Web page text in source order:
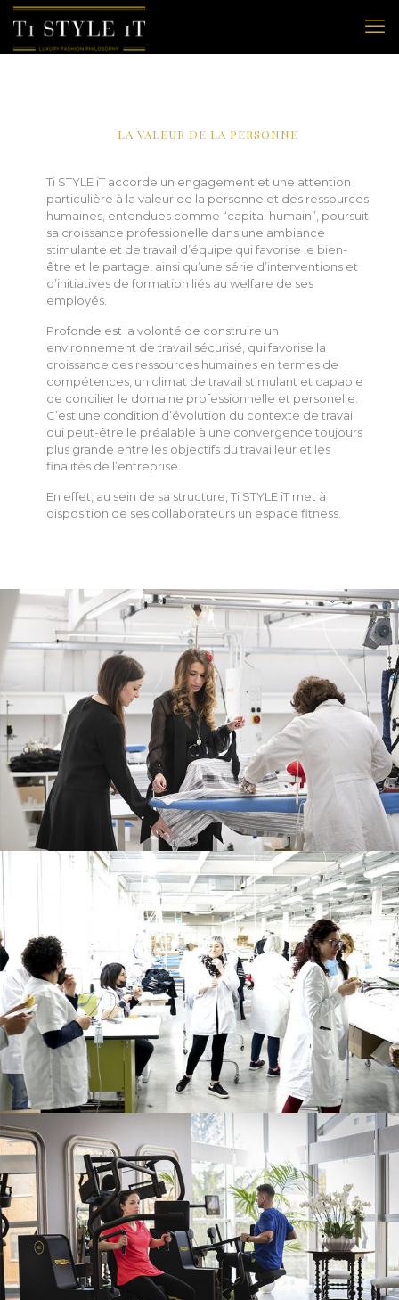
LA VALEUR DE LA PERSONNE
Ti STYLE iT accorde un engagement et une attention
particulière à la valeur de la personne et des ressources
humaines, entendues comme “capital humain”, poursuit
sa croissance professionelle dans une ambiance
stimulante et de travail d’équipe qui favorise le bien-
être et le partage, ainsi qu’une série d’interventions et
d’initiatives de formation liés au welfare de ses
employés.
Profonde est la volonté de construire un
environnement de travail sécurisé, qui favorise la
croissance des ressources humaines en termes de
compétences, un climat de travail stimulant et capable
de concilier le domaine professionnelle et personelle.
C’est une condition d’évolution du contexte de travail
qui peut-être le préalable à une convergence toujours
plus grande entre les objectifs du travailleur et les
finalités de l’entreprise.
En effet, au sein de sa structure, Ti STYLE iT met à
disposition de ses collaborateurs un espace fitness.